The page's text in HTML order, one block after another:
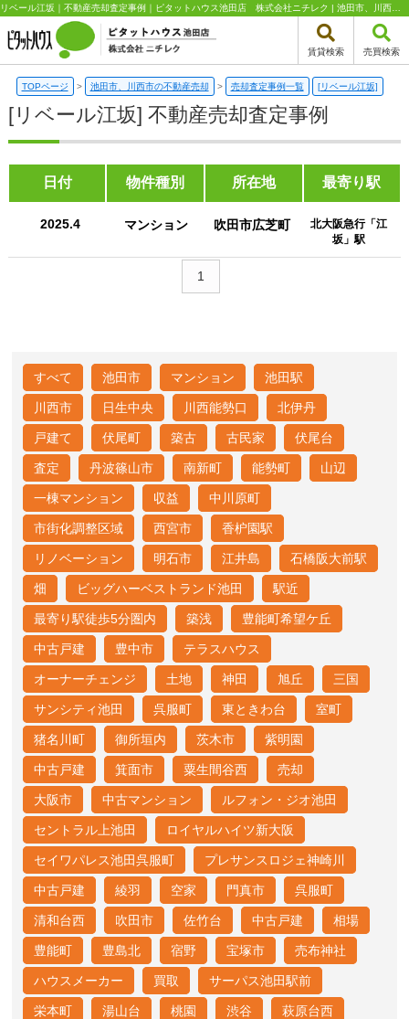
賃貸検索 売買検索
TOPページ > 池田市、川西市の不動産売却 > 売却査定事例一覧 [リベール江坂]
[リベール江坂] 不動産売却査定事例
日付 物件種別 所在地 最寄り駅
2025.4 マンション 吹田市広芝町
北大阪急行「江
坂」駅
1
すべて 池田市 マンション 池田駅
川西市 日生中央 川西能勢口 北伊丹
戸建て 伏尾町 築古 古民家 伏尾台
査定 丹波篠山市 南新町 能勢町 山辺
一棟マンション 収益 中川原町
市街化調整区域 西宮市 香枦園駅
リノベーション 明石市 江井島 石橋阪大前駅
畑 ビッグハーベストランド池田 駅近
最寄り駅徒歩5分圏内 築浅 豊能町希望ケ丘
中古戸建 豊中市 テラスハウス
オーナーチェンジ 土地 神田 旭丘 三国
サンシティ池田 呉服町 東ときわ台 室町
猪名川町 御所垣内 茨木市 紫明園
中古戸建 箕面市 粟生間谷西 売却
大阪市 中古マンション ルフォン・ジオ池田
セントラル上池田 ロイヤルハイツ新大阪
セイワパレス池田呉服町 プレサンスロジェ神崎川
中古戸建 綾羽 空家 門真市 呉服町
清和台西 吹田市 佐竹台 中古戸建 相場
豊能町 豊島北 宿野 宝塚市 売布神社
ハウスメーカー 買取 サーパス池田駅前
栄本町 湯山台 桃園 渋谷 萩原台西